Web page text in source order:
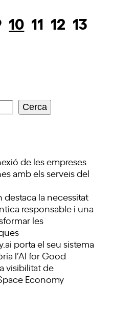
Page
10 Page
11 Page
12 Page
13
Cerca
de les empreses
amb els serveis del
destaca la necessitat
responsable i una
les
porta el seu sistema
l’AI for Good
visibilitat de
Economy